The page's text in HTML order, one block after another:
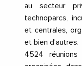
au secteur
technoparcs,
et centrales,
et bien d’autres.
4524